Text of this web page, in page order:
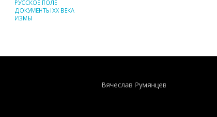
РУССКОЕ ПОЛЕ
ДОКУМЕНТЫ XX ВЕКА
ИЗМЫ
Вячеслав Румянцев